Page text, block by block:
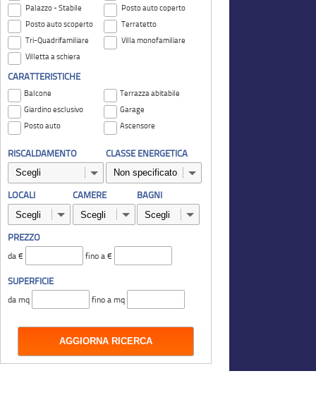
Palazzo - Stabile
Posto auto coperto
Posto auto scoperto
Terratetto
Tri-Quadrifamiliare
Villa monofamiliare
Villetta a schiera
CARATTERISTICHE
Balcone
Terrazza abitabile
Giardino esclusivo
Garage
Posto auto
Ascensore
RISCALDAMENTO CLASSE ENERGETICA
LOCALI CAMERE BAGNI
PREZZO
da € fino a €
SUPERFICIE
da mq fino a mq